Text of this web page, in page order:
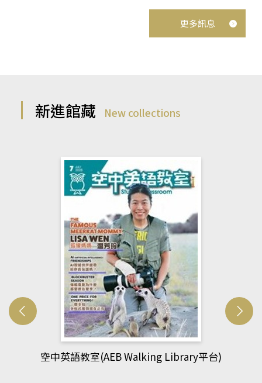
更多訊息
新進館藏 New collections
網管人(kono平台)